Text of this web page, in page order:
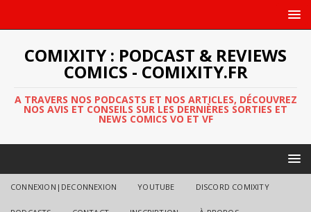
COMIXITY : PODCAST & REVIEWS
COMICS - COMIXITY.FR
A TRAVERS NOS PODCASTS ET NOS ARTICLES, DÉCOUVREZ
NOS AVIS ET CONSEILS SUR LES DERNIÈRES SORTIES ET
NEWS COMICS VO ET VF
CONNEXION|DECONNEXION YOUTUBE DISCORD COMIXITY